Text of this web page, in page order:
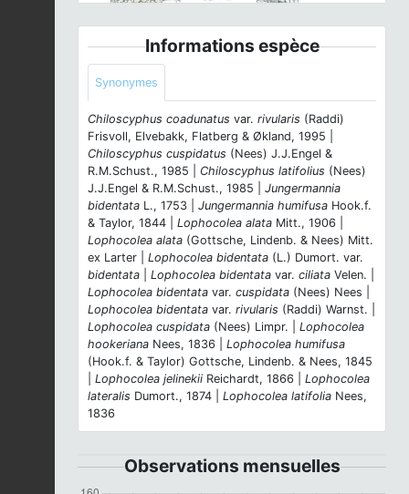
Informations espèce
Synonymes
Chiloscyphus coadunatus var. rivularis (Raddi)
Frisvoll, Elvebakk, Flatberg & Økland, 1995 |
Chiloscyphus cuspidatus (Nees) J.J.Engel &
R.M.Schust., 1985 | Chiloscyphus latifolius (Nees)
J.J.Engel & R.M.Schust., 1985 | Jungermannia
bidentata L., 1753 | Jungermannia humifusa Hook.f.
& Taylor, 1844 | Lophocolea alata Mitt., 1906 |
Lophocolea alata (Gottsche, Lindenb. & Nees) Mitt.
ex Larter | Lophocolea bidentata (L.) Dumort. var.
bidentata
Lophocolea bidentata var. ciliata Velen. |
Lophocolea bidentata var. cuspidata (Nees) Nees |
Lophocolea bidentata var. rivularis (Raddi) Warnst. |
Lophocolea cuspidata (Nees) Limpr. | Lophocolea
hookeriana Nees, 1836 | Lophocolea humifusa
(Hook.f. & Taylor) Gottsche, Lindenb. & Nees, 1845
Lophocolea jelinekii Reichardt, 1866 | Lophocolea
lateralis Dumort., 1874 | Lophocolea latifolia Nees,
1836
Observations mensuelles